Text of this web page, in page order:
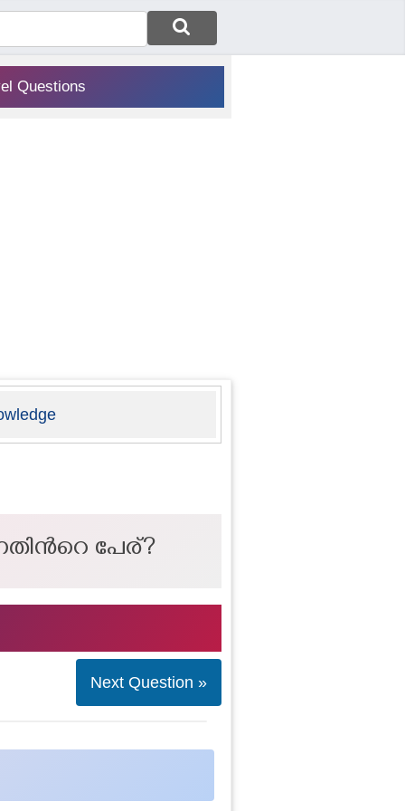
Questions
പേര്?
Next Question »